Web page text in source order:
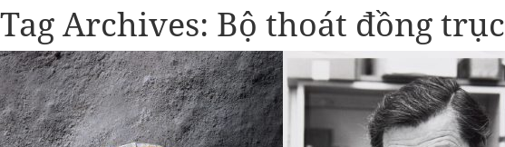
Tag Archives: Bộ thoát đồng trục